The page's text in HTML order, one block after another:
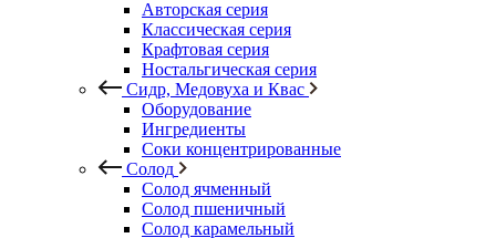
Авторская серия
Классическая серия
Крафтовая серия
Ностальгическая серия
Сидр, Медовуха и Квас
Оборудование
Ингредиенты
Соки концентрированные
Солод
Солод ячменный
Солод пшеничный
Солод карамельный